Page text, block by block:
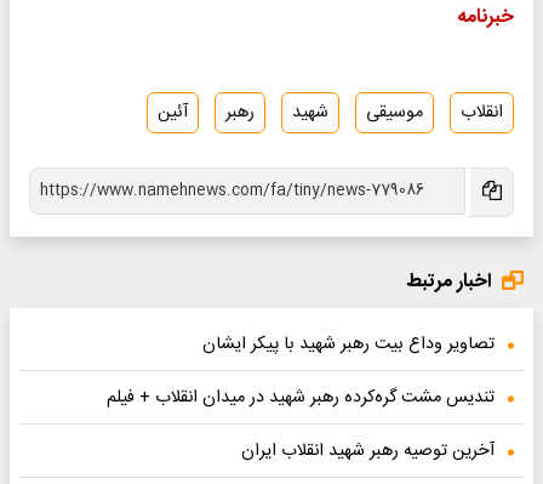
خبرنامه
انقلاب موسیقی شهید رهبر آئین
اخبار مرتبط
تصاویر وداع بیت رهبر شهید با پیکر ایشان
تندیس مشت‌ گره‌کرده رهبر شهید در میدان انقلاب + فیلم
آخرین توصیه رهبر شهید انقلاب ایران